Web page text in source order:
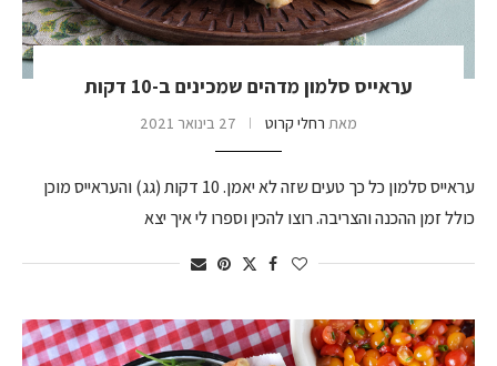
עראייס סלמון מדהים שמכינים ב-10 דקות
מאת רחלי קרוט 27 בינואר 2021
עראייס סלמון כל כך טעים שזה לא יאמן. 10 דקות (גג) והעראייס מוכן
כולל זמן ההכנה והצריבה. רוצו להכין וספרו לי איך יצא